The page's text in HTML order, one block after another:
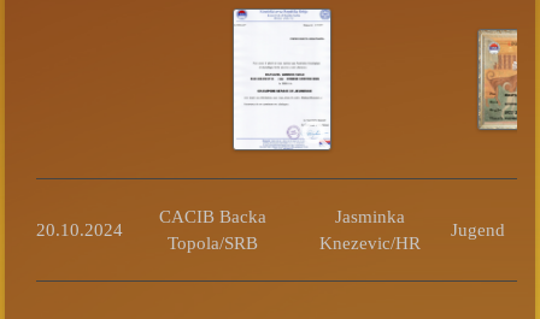
20.10.2024
CACIB Backa
Topola/SRB
Jasminka
Knezevic/HR
Jugend